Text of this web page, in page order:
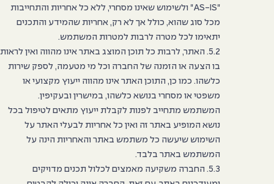
"AS-IS" ולשימוש שאינו מסחרי, ללא כל אחריות והתחייבות
מכל סוג שהוא, כולל אך לא רק, אחריות שהמידע והתכנים
יתאימו לכל מטרה לרבות למטרות המשתמש.
5.2. האתר, לרבות כל תוכן המוצג באתר אינו מהווה ואין לראות
בו הצעה או הזמנה של החברה וכל מי מטעמה, לספק שירות
כלשהו. כמו כן, התוכן האתר אינו מהווה ייעוץ מקצועי או
משפטי או מסחרי בנושא כלשהו, במישרין ובעקיפין.
המשתמש מתחייב לפנות לקבלת ייעוץ מתאים לטיפול בכל
נושא המופיע באתר זה ואין כל אחריות לבעלי האתר על
השימוש שיעשה כל משתמש באתר והאחריות הינה על
המשתמש באתר בלבד.
5.3. החברה משקיעה מאמצים לכלול תכנים מדויקים